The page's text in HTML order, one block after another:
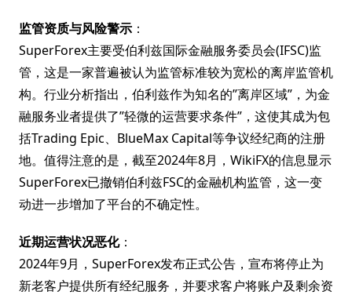
监管资质与风险警示 ：
SuperForex主要受伯利兹国际金融服务委员会(IFSC)监
管，这是一家普遍被认为监管标准较为宽松的离岸监管机
构。行业分析指出，伯利兹作为知名的”离岸区域”，为金
融服务业者提供了”轻微的运营要求条件”，这使其成为包
括Trading Epic、BlueMax Capital等争议经纪商的注册
地。值得注意的是，截至2024年8月，WikiFX的信息显示
SuperForex已撤销伯利兹FSC的金融机构监管，这一变
动进一步增加了平台的不确定性。
近期运营状况恶化：
2024年9月，SuperForex发布正式公告，宣布将停止为
新老客户提供所有经纪服务，并要求客户将账户及剩余资